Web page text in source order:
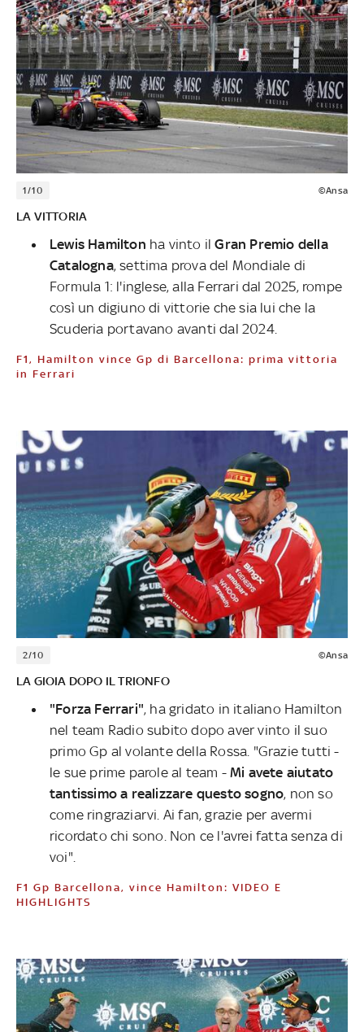
1/10 ©Ansa
LA VITTORIA
Lewis Hamilton ha vinto ilGran Premio della
Catalogna, settima prova del Mondiale di
Formula 1: l'inglese, alla Ferrari dal 2025, rompe
così un digiuno di vittorie che sia lui che la
Scuderia portavano avanti dal 2024.
F1, Hamilton vince Gp di Barcellona: prima vittoria
in Ferrari
2/10 ©Ansa
LA GIOIA DOPO IL TRIONFO
"Forza Ferrari", ha gridato in italiano Hamilton
nel team Radio subito dopo aver vinto il suo
primo Gp al volante della Rossa. "Grazie tutti -
le sue prime parole al team - Mi avete aiutato
tantissimo a realizzare questo sogno, non so
come ringraziarvi. Ai fan, grazie per avermi
ricordato chi sono. Non ce l'avrei fatta senza di
voi".
F1 Gp Barcellona, vince Hamilton: VIDEO E
HIGHLIGHTS